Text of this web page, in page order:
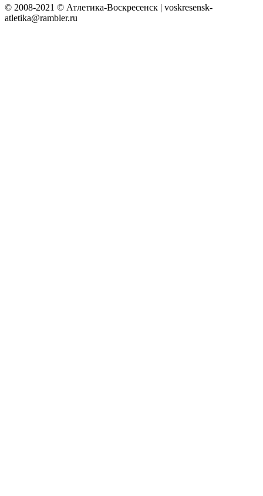
© 2008-2021 © Атлетика-Воскресенск | voskresensk-
atletika@rambler.ru